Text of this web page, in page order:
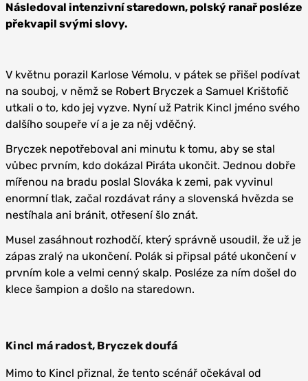
Následoval intenzivní staredown, polský ranař posléze
překvapil svými slovy.
V květnu porazil Karlose Vémolu, v pátek se přišel podívat
na souboj, v němž se Robert Bryczek a Samuel Krištofič
utkali o to, kdo jej vyzve. Nyní už Patrik Kincl jméno svého
dalšího soupeře ví a je za něj vděčný.
Bryczek nepotřeboval ani minutu k tomu, aby se stal
vůbec prvním, kdo dokázal Piráta ukončit. Jednou dobře
mířenou na bradu poslal Slováka k zemi, pak vyvinul
enormní tlak, začal rozdávat rány a slovenská hvězda se
nestíhala ani bránit, otřesení šlo znát.
Musel zasáhnout rozhodčí, který správně usoudil, že už je
zápas zralý na ukončení. Polák si připsal páté ukončení v
prvním kole a velmi cenný skalp. Posléze za ním došel do
klece šampion a došlo na staredown.
Kincl má radost, Bryczek doufá
Mimo to Kincl přiznal, že tento scénář očekával od